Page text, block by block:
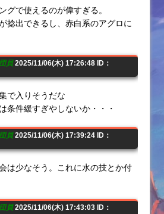
グで使えるのが偉すぎる。
捻出できるし、赤白系のアグロに
員2025/11/06(木) 17:26:48 ID：
で入りそうだな
条件緩すぎやしないか・・・
員2025/11/06(木) 17:39:24 ID：
は少なそう。これに水の技とか付
員2025/11/06(木) 17:43:03 ID：